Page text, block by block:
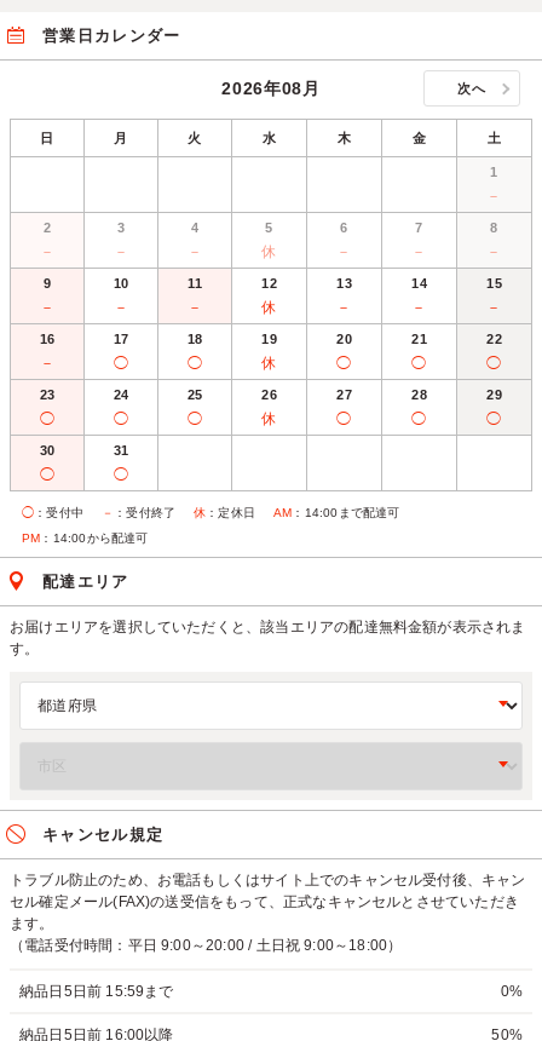
営業日カレンダー
2026年08月 次へ
日 月 火 水 木 金 土
1
－
2
－
3
－
4
－
5
休
6
－
7
－
8
－
9
－
10
－
11
－
12
休
13
－
14
－
15
－
16
－
17
◯
18
◯
19
休
20
◯
21
◯
22
◯
23
◯
24
◯
25
◯
26
休
27
◯
28
◯
29
◯
30
◯
31
◯
◯ ：受付中 － ：受付終了 休 ：定休日 AM ：14:00まで配達可
PM ：14:00から配達可
配達エリア
お届けエリアを選択していただくと、該当エリアの配達無料金額が表示されま
す。
キャンセル規定
トラブル防止のため、お電話もしくはサイト上でのキャンセル受付後、キャン
セル確定メール(FAX)の送受信をもって、正式なキャンセルとさせていただき
ます。
（電話受付時間：平日 9:00～20:00 / 土日祝 9:00～18:00）
納品日5日前 15:59まで 0%
納品日5日前 16:00以降 50%